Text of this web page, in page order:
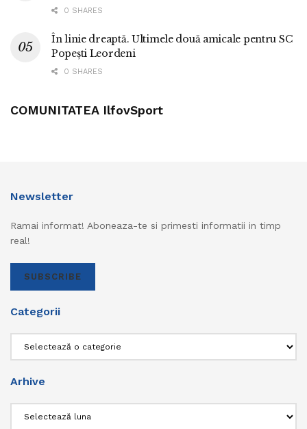
0 SHARES
În linie dreaptă. Ultimele două amicale pentru SC
Popești Leordeni
0 SHARES
COMUNITATEA IlfovSport
Newsletter
Ramai informat! Aboneaza-te si primesti informatii in timp
real!
SUBSCRIBE
Categorii
Arhive